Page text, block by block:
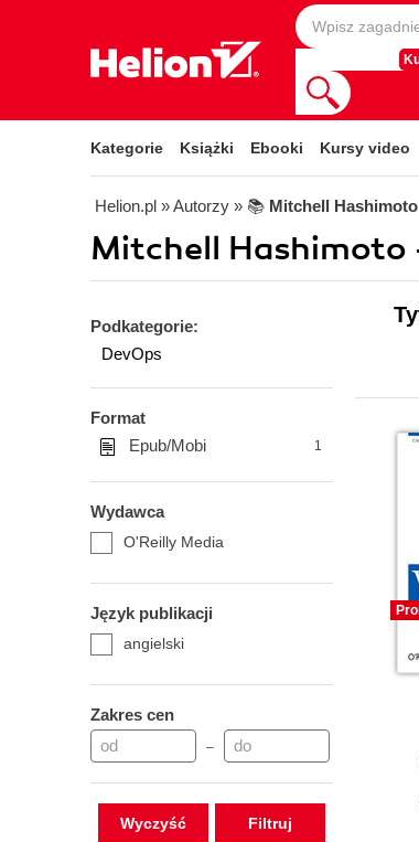
Kategorie Książki Ebooki Kursy video
Helion.pl » Autorzy » 📚 Mitchell Hashimoto
Mitchell Hashimoto
Podkategorie:
DevOps
Format
Epub/Mobi
1
Wydawca
O'Reilly Media
Język publikacji
angielski
Zakres cen
–
Wyczyść